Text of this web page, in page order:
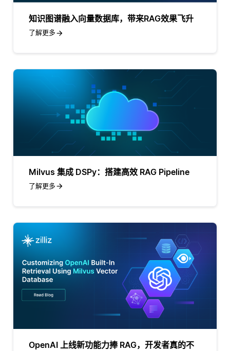
知识图谱融入向量数据库，带来RAG效果飞升
了解更多
Milvus 集成 DSPy：搭建高效 RAG Pipeline
了解更多
OpenAI 上线新功能力捧 RAG，开发者真的不